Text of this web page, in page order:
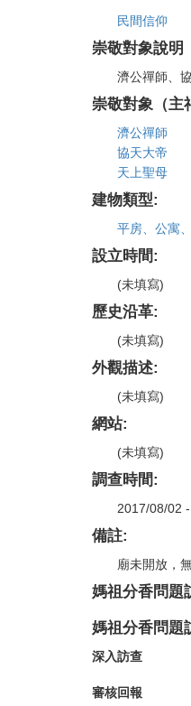
民間信仰
崇敬對象說明
濟公禪師、
崇敬對象（主
濟公禪師
協天大帝
天上聖母
建物類型:
平房、公寓
設立時間:
(未填寫)
歷史沿革:
(未填寫)
外觀描述:
(未填寫)
網站:
(未填寫)
調查時間:
2017/08/02
備註:
廟未開放，
媽祖分香問題
媽祖分香問題
深入訪查
審核回報